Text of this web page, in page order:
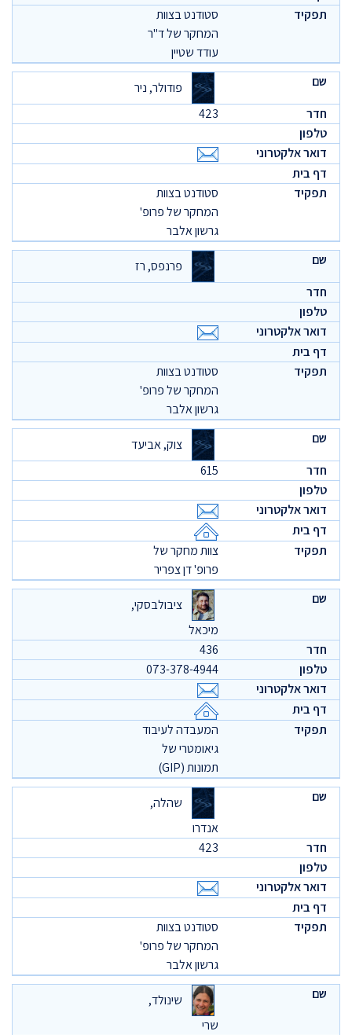
סטודנט בצוות
המחקר של ד"ר
עודד שטיין
פודולר, ניר
423
סטודנט בצוות
המחקר של פרופ'
גרשון אלבר
פרנפס, רז
סטודנט בצוות
המחקר של פרופ'
גרשון אלבר
צוק, אביעד
615
צוות מחקר של
פרופ' דן צפריר
ציבולבסקי,
מיכאל
436
073-378-4944
המעבדה לעיבוד
גיאומטרי של
תמונות (GIP)
שהלה,
אנדרו
423
סטודנט בצוות
המחקר של פרופ'
גרשון אלבר
שינולד,
שרי